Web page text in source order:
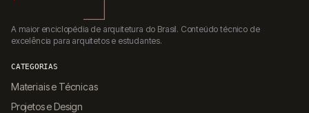
A maior enciclopédia de arquitetura do Brasil. Conteúdo técnico de
excelência para arquitetos e estudantes.
CATEGORIAS
Materiais e Técnicas
Projetos e Design